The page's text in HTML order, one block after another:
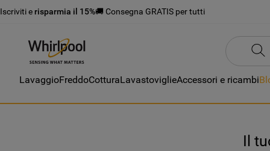
Iscriviti e risparmia il 15%🚚 Consegna GRATIS per tutti
LavaggioFreddoCotturaLavastoviglieAccessori e ricambi
Il